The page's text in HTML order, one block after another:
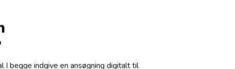
I begge indgive en ansøgning digitalt til